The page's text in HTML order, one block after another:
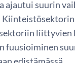
ajautui suurin
liittyvien
fuusioiminen